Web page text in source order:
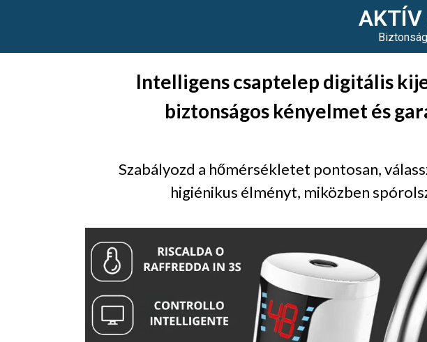
Intelligens csaptelep digitális
biztonságos kényelmet és
Szabályozd a hőmérsékletet pontosan,
higiénikus élményt, miközben